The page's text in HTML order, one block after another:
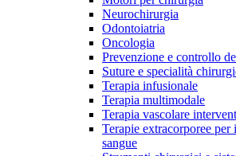
Catalogo prodotti
Trova il prodotto che stai cercando.
Braun con il nostro portfolio completo.
Hai domande o richieste? Scrivici per
contatto con un nostro referente.
Neurochirurgia
Odontoiatria
Oncologia
Prevenzione e controllo
Suture e specialità
Terapia infusionale
Terapia multimodale
Terapia vascolare
Terapie extracorporee per
sangue